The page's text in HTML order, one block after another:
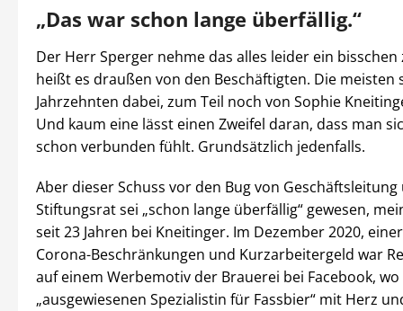
„Das war schon lange überfällig.“
Der Herr Sperger nehme das alles leider ein
heißt es draußen von den Beschäftigten. Die meisten
Jahrzehnten dabei, zum Teil noch von Sophie
Und kaum eine lässt einen Zweifel daran, dass man
schon verbunden fühlt. Grundsätzlich jedenfalls.
Aber dieser Schuss vor den Bug von Geschäftsleitung
Stiftungsrat sei „schon lange überfällig“ gewesen,
seit 23 Jahren bei Kneitinger. Im Dezember 2020,
Corona-Beschränkungen und Kurzarbeitergeld war
auf einem Werbemotiv der Brauerei bei Facebook,
„ausgewiesenen Spezialistin für Fassbier“ mit Herz